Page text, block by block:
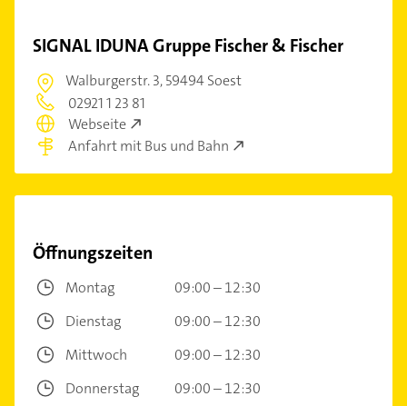
SIGNAL IDUNA Gruppe Fischer & Fischer
Walburgerstr. 3,59494 Soest
02921 1 23 81
Webseite
Anfahrt mit Bus und Bahn
Öffnungszeiten
Montag
09:00 – 12:30
Dienstag
09:00 – 12:30
Mittwoch
09:00 – 12:30
Donnerstag
09:00 – 12:30